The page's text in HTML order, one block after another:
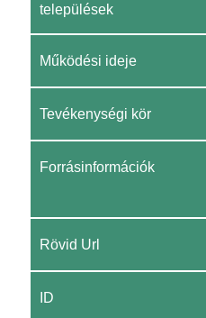
települések
Működési ideje
Tevékenységi kör
Forrásinformációk
Rövid Url
ID